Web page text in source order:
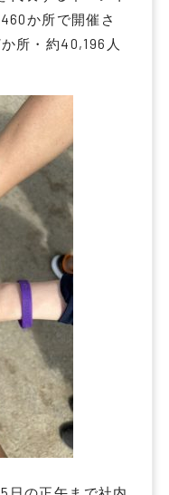
か所で開催さ
所・約40,196人